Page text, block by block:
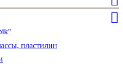
пластилин